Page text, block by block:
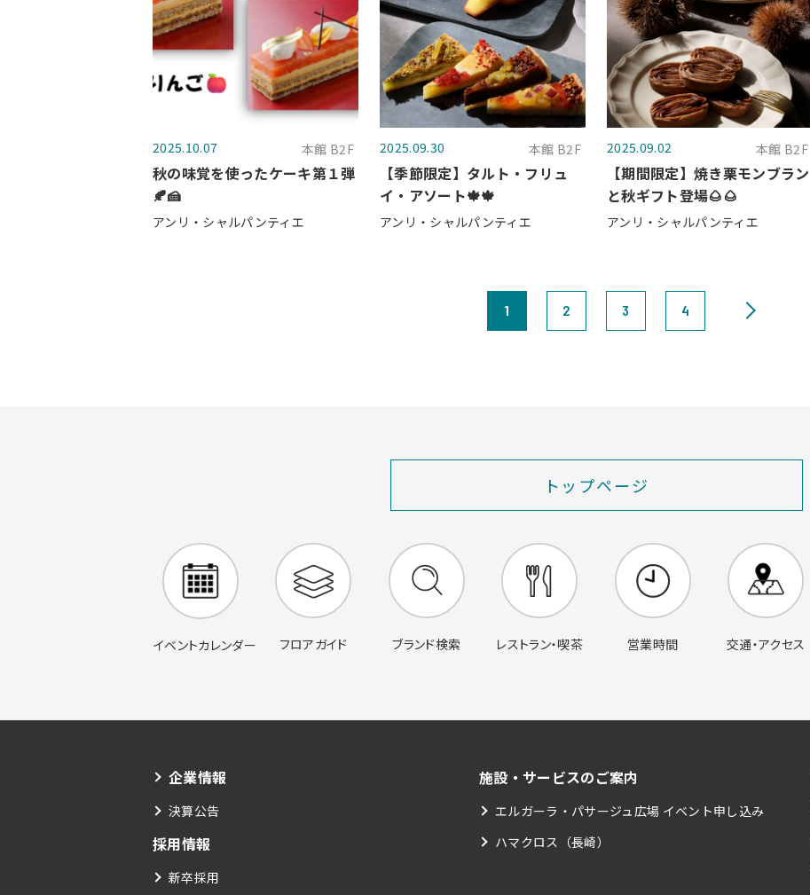
2025.10.07 本館 B2F
秋の味覚を使ったケーキ第１弾
🍂🍰
アンリ・シャルパンティエ
2025.09.30 本館 B2F
【季節限定】タルト・フリュ
イ・アソート🍁🍁
アンリ・シャルパンティエ
2025.09.02 本館 B2F
【期間限定】焼き栗モンブラン
と秋ギフト登場🌰🌰
アンリ・シャルパンティエ
1 2 3 4
トップページ
イベントカレンダー フロアガイド ブランド検索 レストラン・喫茶 営業時間 交通・アクセス
企業情報
決算公告
採用情報
新卒採用
施設・サービスのご案内
エルガーラ・パサージュ広場 イベント申し込み
ハマクロス（長崎）